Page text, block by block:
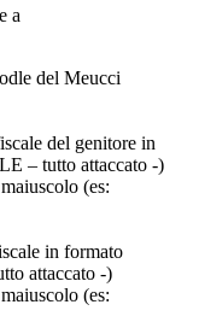
a
del Meucci
del genitore in
– tutto attaccato -)
(es:
in formato
attaccato -)
(es: